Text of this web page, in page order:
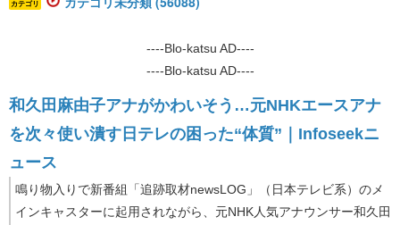
カテゴリ
----Blo-katsu AD----
----Blo-katsu AD----
和久田麻由子アナがかわいそう…元NHKエースアナ
を次々使い潰す日テレの困った“体質”｜Infoseekニ
ュース
鳴り物入りで新番組「追跡取材newsLOG」（日本テレビ系）のメ
インキャスターに起用されながら、元NHK人気アナウンサー和久田